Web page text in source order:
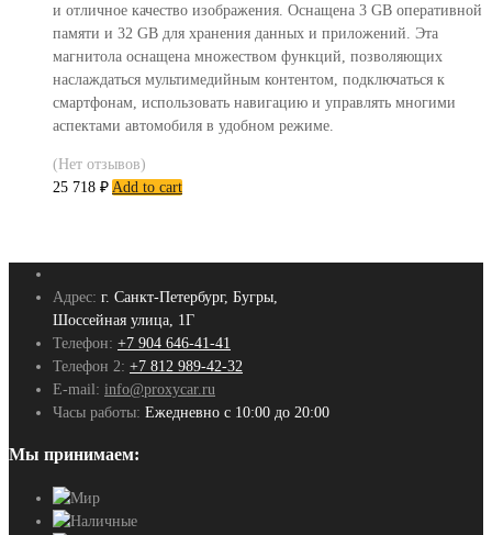
и отличное качество изображения. Оснащена 3 GB оперативной
памяти и 32 GB для хранения данных и приложений. Эта
магнитола оснащена множеством функций, позволяющих
наслаждаться мультимедийным контентом, подключаться к
смартфонам, использовать навигацию и управлять многими
аспектами автомобиля в удобном режиме.
(Нет отзывов)
25 718 ₽ Add to cart
Адрес: г. Санкт-Петербург, Бугры,
Шоссейная улица, 1Г
Телефон: +7 904 646-41-41
Телефон 2: +7 812 989-42-32
E-mail: info@proxycar.ru
Часы работы: Ежедневно с 10:00 до 20:00
Мы принимаем: